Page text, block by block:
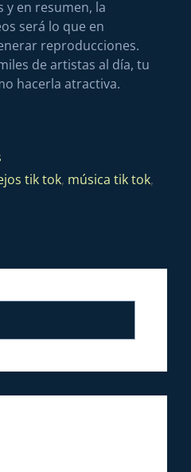
y en resumen, la
será lo que en
reproducciones.
de artistas al día, tu
hacerla atractiva.
tik tok, música tik tok,